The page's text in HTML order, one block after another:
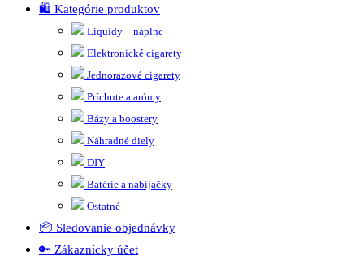
🛍️ Kategórie produktov
Liquidy – náplne
Elektronické cigarety
Jednorazové cigarety
Príchute a arómy
Bázy a boostery
Náhradné diely
DIY
Batérie a nabíjačky
Ostatné
📦 Sledovanie objednávky
🔑 Zákaznícky účet